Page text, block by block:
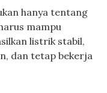
hanya tentang
mampu
listrik stabil,
dan tetap bekerja